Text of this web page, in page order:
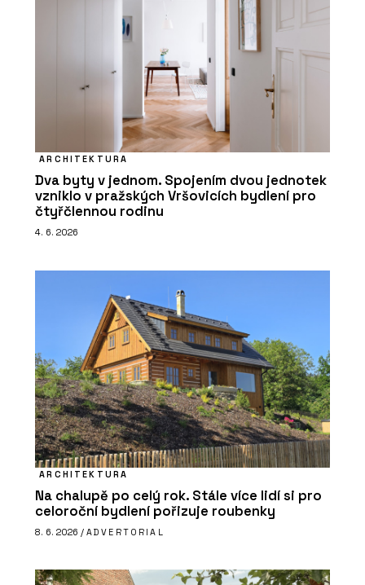
ARCHITEKTURA
Dva byty v jednom. Spojením dvou jednotek
vzniklo v pražských Vršovicích bydlení pro
čtyřčlennou rodinu
4. 6. 2026
ARCHITEKTURA
Na chalupě po celý rok. Stále více lidí si pro
celoroční bydlení pořizuje roubenky
8. 6. 2026 / ADVERTORIAL